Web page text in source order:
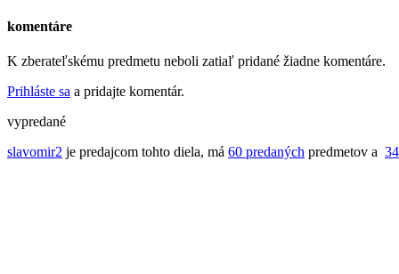
komentáre
K zberateľskému predmetu neboli zatiaľ pridané žiadne komentáre.
Prihláste sa a pridajte komentár.
vypredané
slavomir2 je predajcom tohto diela, má 60 predaných predmetov a